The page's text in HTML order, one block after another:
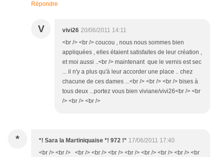
Répondre
V vivi26 20/06/2011 14:11
<br /> <br /> coucou , nous nous sommes bien
appliquées , elles étaient satisfaites de leur création ,
et moi aussi ..<br /> maintenant que le vernis est sec
... il n'y a plus qu'à leur accorder une place .. chez
chacune de ces dames ...<br /> <br /> <br /> bises à
tous deux ...portez vous bien viviane/vivi26<br /> <br
/> <br /> <br />
* *! Sara la Martiniquaise *! 972 !* 17/06/2011 17:40
<br /> <br /> <br /> <br /> <br /> <br /> <br /> <br /> <br /> <br